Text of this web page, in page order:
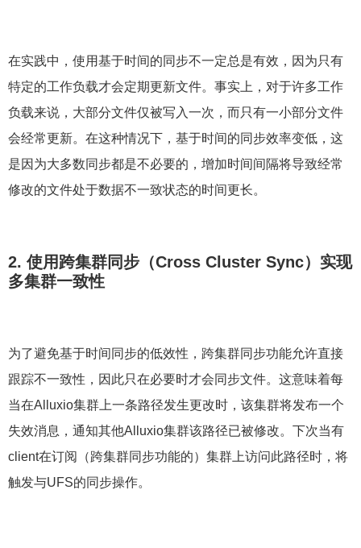
在实践中，使用基于时间的同步不一定总是有效，因为只有
特定的工作负载才会定期更新文件。事实上，对于许多工作
负载来说，大部分文件仅被写入一次，而只有一小部分文件
会经常更新。在这种情况下，基于时间的同步效率变低，这
是因为大多数同步都是不必要的，增加时间间隔将导致经常
修改的文件处于数据不一致状态的时间更长。
2. 使用跨集群同步 （Cross Cluster Sync） 实现
多集群一致性
为了避免基于时间同步的低效性，跨集群同步功能允许直接
跟踪不一致性，因此只在必要时才会同步文件。这意味着每
当在Alluxio集群上一条路径发生更改时，该集群将发布一个
失效消息，通知其他Alluxio集群该路径已被修改。下次当有
client在订阅（跨集群同步功能的）集群上访问此路径时，将
触发与UFS的同步操作。